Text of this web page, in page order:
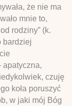
że nie ma
mnie to,
rodziny” (k.
bardziej
apatyczna,
czuję
koła poruszyć
w jaki mój Bóg